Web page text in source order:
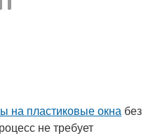
на пластиковые окна без
не требует